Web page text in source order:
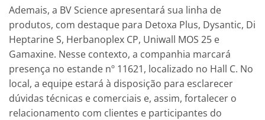
Ademais, a BV Science apresentará sua linha de
produtos, com destaque para Detoxa Plus, Dysantic, Di
Heptarine S, Herbanoplex CP, Uniwall MOS 25 e
Gamaxine. Nesse contexto, a companhia marcará
presença no estande nº 11621, localizado no Hall C. No
local, a equipe estará à disposição para esclarecer
dúvidas técnicas e comerciais e, assim, fortalecer o
relacionamento com clientes e participantes do